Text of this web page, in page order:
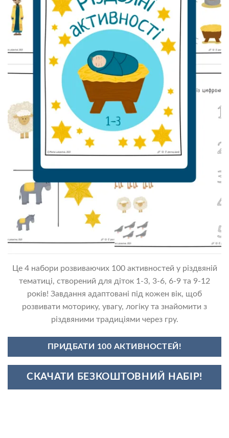
Це 4 набори розвиваючих 100 активностей у різдвяній
тематиці, створений для діток 1-3, 3-6, 6-9 та 9-12
років! Завдання адаптовані під кожен вік, щоб
розвивати моторику, увагу, логіку та знайомити з
різдвяними традиціями через гру.
ПРИДБАТИ 100 АКТИВНОСТЕЙ!
СКАЧАТИ БЕЗКОШТОВНИЙ НАБІР!